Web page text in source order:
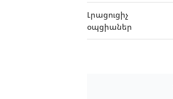
Foton
Freightliner
Լրացուցիչ
օպցիաներ